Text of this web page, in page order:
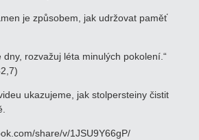
je způsobem, jak udržovat paměť
dny, rozvažuj léta minulých pokolení.“
ukazujeme, jak stolpersteiny čistit
share/v/1JSU9Y66gP/